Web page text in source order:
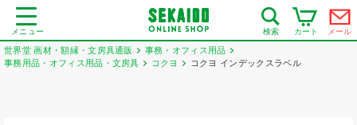
メニュー 検索 カート メール
世界堂 画材・額縁・文房具通販
事務・オフィス用品
事務用品・オフィス用品・文房具
コクヨ コクヨ インデックスラベル